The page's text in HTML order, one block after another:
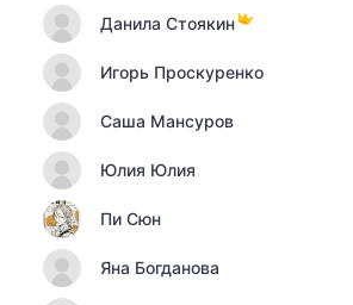
Данила Стоякин
Игорь Проскуренко
Саша Мансуров
Юлия Юлия
Пи Сюн
Яна Богданова